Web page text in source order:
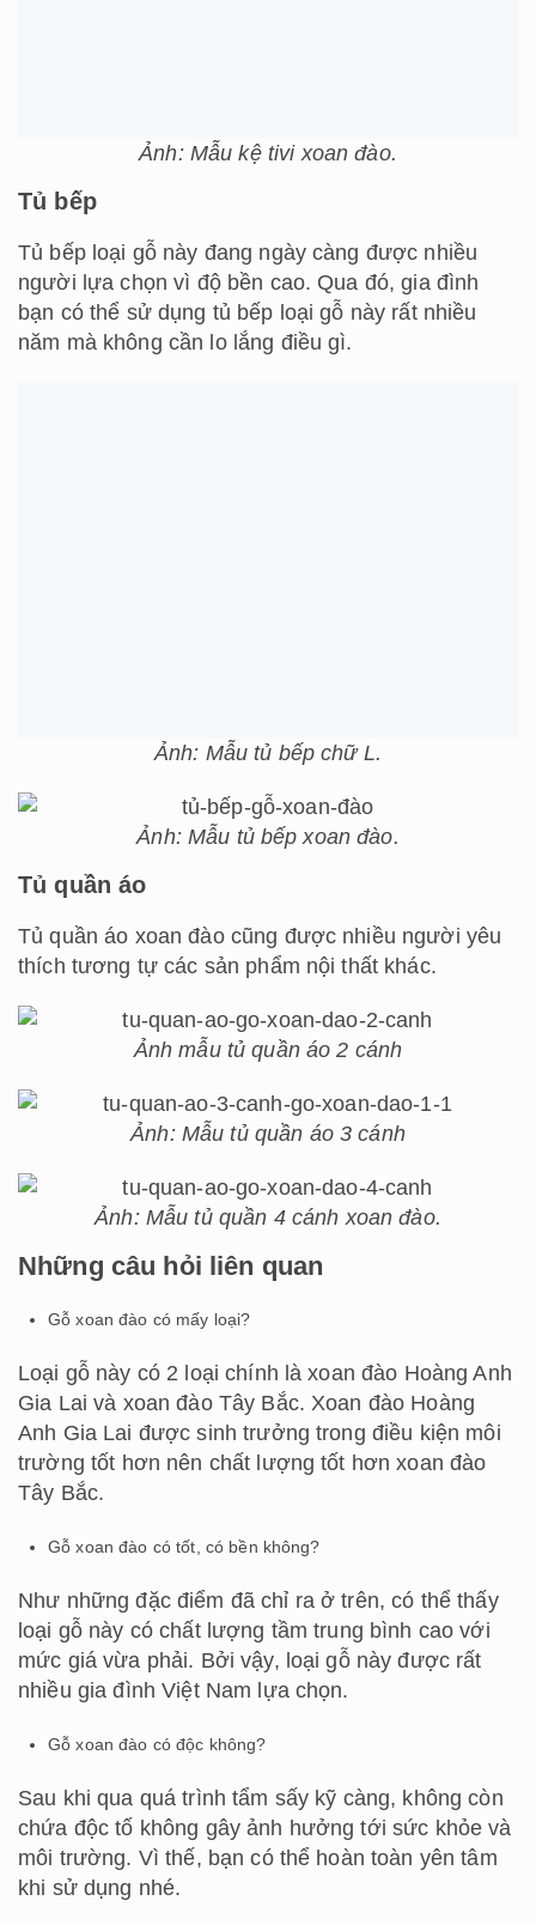
Ảnh: Mẫu kệ tivi xoan đào.
Tủ bếp
Tủ bếp loại gỗ này đang ngày càng được nhiều
người lựa chọn vì độ bền cao. Qua đó, gia đình
bạn có thể sử dụng tủ bếp loại gỗ này rất nhiều
năm mà không cần lo lắng điều gì.
Ảnh: Mẫu tủ bếp chữ L.
Ảnh: Mẫu tủ bếp xoan đào.
Tủ quần áo
Tủ quần áo xoan đào cũng được nhiều người yêu
thích tương tự các sản phẩm nội thất khác.
Ảnh mẫu tủ quần áo 2 cánh
Ảnh: Mẫu tủ quần áo 3 cánh
Ảnh: Mẫu tủ quần 4 cánh xoan đào.
Những câu hỏi liên quan
Gỗ xoan đào có mấy loại?
Loại gỗ này có 2 loại chính là xoan đào Hoàng Anh
Gia Lai và xoan đào Tây Bắc. Xoan đào Hoàng
Anh Gia Lai được sinh trưởng trong điều kiện môi
trường tốt hơn nên chất lượng tốt hơn xoan đào
Tây Bắc.
Gỗ xoan đào có tốt, có bền không?
Như những đặc điểm đã chỉ ra ở trên, có thể thấy
loại gỗ này có chất lượng tầm trung bình cao với
mức giá vừa phải. Bởi vậy, loại gỗ này được rất
nhiều gia đình Việt Nam lựa chọn.
Gỗ xoan đào có độc không?
Sau khi qua quá trình tẩm sấy kỹ càng, không còn
chứa độc tố không gây ảnh hưởng tới sức khỏe và
môi trường. Vì thế, bạn có thể hoàn toàn yên tâm
khi sử dụng nhé.